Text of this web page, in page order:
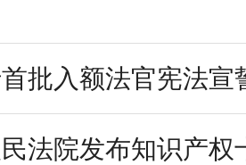
批入额法官宪法宣
法院发布知识产权